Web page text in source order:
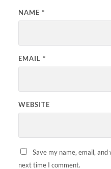
NAME *
EMAIL *
WEBSITE
Save my name, email,
next time I comment.